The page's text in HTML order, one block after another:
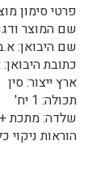
פרטי סימון
שם המוצר
שם היבואן: א.ב.
כתובת היבואן:
ארץ ייצור: סין
תכולה: 1 יח'
שלדה: מתכת
הוראות ניקוי